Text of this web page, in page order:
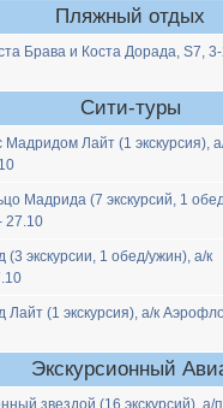
Пляжный отдых
Брава и Коста Дорада, S7,
Сити-туры
Лайт (1 экскурсия),
Мадрида (7 экскурсий, 1
27.10
экскурсии, 1 обед/ужин), а/к
(1 экскурсия), а/к
Экскурсионный
звездой (16 экскурсий), а/